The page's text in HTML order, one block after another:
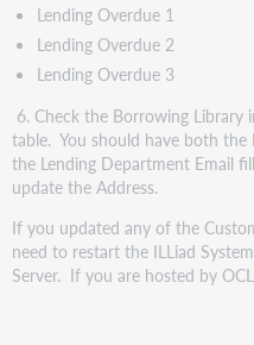
Lending Overdue 1
Lending Overdue 2
Lending Overdue 3
6. Check the Borrowing Library
table. You should have both
the Lending Department Email
update the Address.
If you updated any of the
need to restart the ILLiad
Server. If you are hosted by